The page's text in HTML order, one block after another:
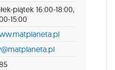
piątek 16:00-18:00,
15:00